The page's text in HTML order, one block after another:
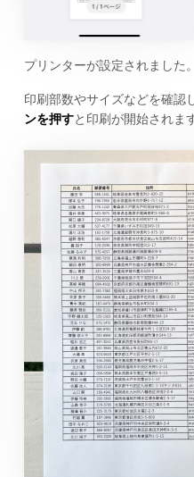
プリンターが設定されました。
印刷部数やサイズなどを確認
ンを押すと印刷が開始されま